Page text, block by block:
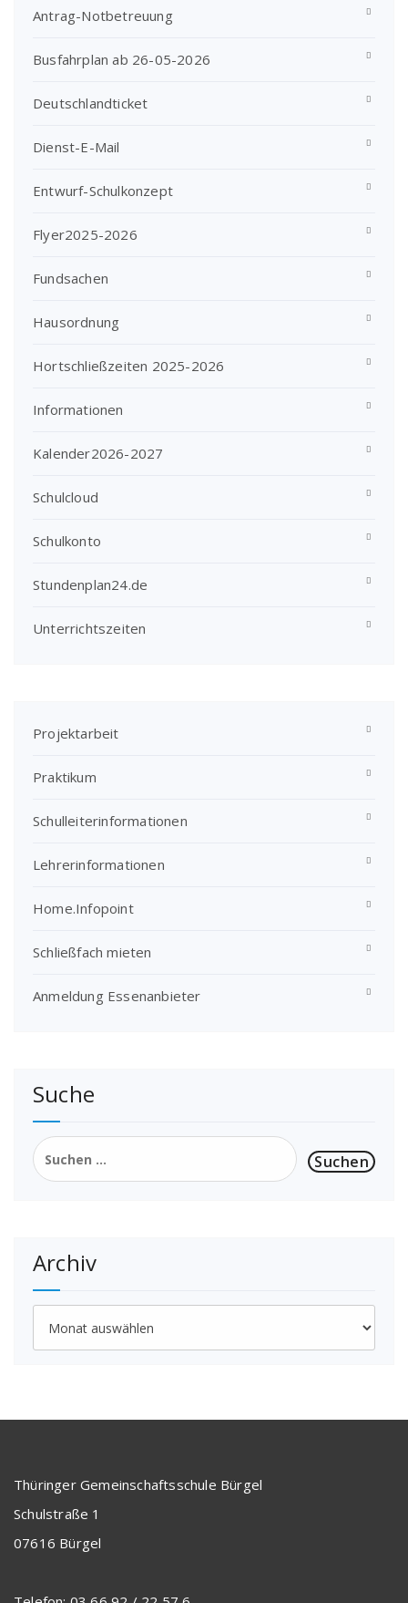
Antrag-Notbetreuung
Busfahrplan ab 26-05-2026
Deutschlandticket
Dienst-E-Mail
Entwurf-Schulkonzept
Flyer2025-2026
Fundsachen
Hausordnung
Hortschließzeiten 2025-2026
Informationen
Kalender2026-2027
Schulcloud
Schulkonto
Stundenplan24.de
Unterrichtszeiten
Projektarbeit
Praktikum
Schulleiterinformationen
Lehrerinformationen
Home.Infopoint
Schließfach mieten
Anmeldung Essenanbieter
Suche
Suchen
nach:
Archiv
Thüringer Gemeinschaftsschule Bürgel
Schulstraße 1
07616 Bürgel